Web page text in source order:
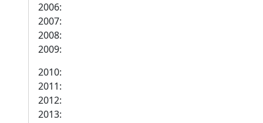
2006:
2007:
2008:
2009:
2010:
2011:
2012:
2013: